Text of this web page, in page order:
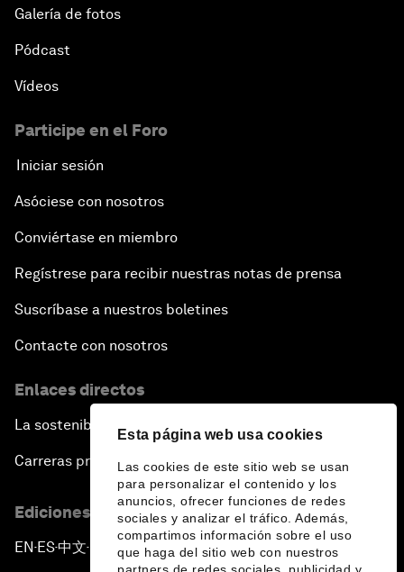
Esta página web usa cookies
Las cookies de este sitio web se usan
para personalizar el contenido y los
anuncios, ofrecer funciones de redes
sociales y analizar el tráfico. Además,
compartimos información sobre el uso
que haga del sitio web con nuestros
Galería de fotos
Pódcast
Vídeos
Participe en el Foro
Iniciar sesión
Asóciese con nosotros
Conviértase en miembro
Regístrese para recibir nuestras notas de prensa
Suscríbase a nuestros boletines
Contacte con nosotros
Enlaces directos
La sostenibilidad en el Foro
Carreras profesionales
Ediciones en otros idiomas
EN ▪ES▪中文▪ 日本語